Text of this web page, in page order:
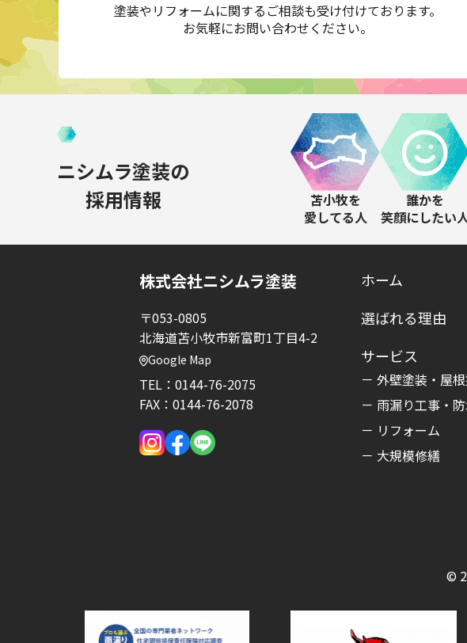
塗装やリフォームに関するご相談も受け付けております。
お気軽にお問い合わせください。
ニシムラ塗装の
採用情報
苫小牧を
愛してる人
誰かを
笑顔にしたい
株式会社ニシムラ塗装
〒053-0805
北海道苫小牧市新富町1丁目4-2
Google Map
TEL： 0144-76-2075
FAX：0144-76-2078
ホーム
選ばれる理由
サービス
外壁塗装・屋
雨漏り工事・
リフォーム
大規模修繕
©